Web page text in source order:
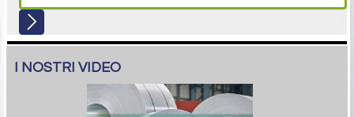
I NOSTRI VIDEO